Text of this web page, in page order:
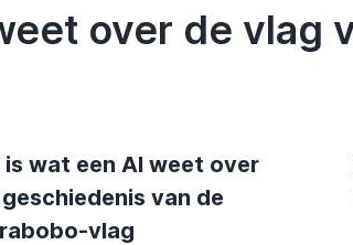
over de vlag
is wat een AI weet over
van de
vlag